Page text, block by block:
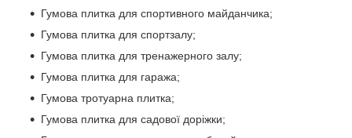
Гумова плитка для спортивного майданчика;
Гумова плитка для спортзалу;
Гумова плитка для тренажерного залу;
Гумова плитка для гаража;
Гумова тротуарна плитка;
Гумова плитка для садової доріжки;